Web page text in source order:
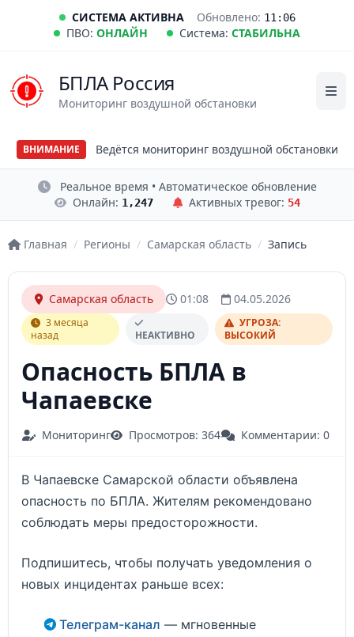
СИСТЕМА АКТИВНА Обновлено: 11:06
ПВО: ОНЛАЙН Система: СТАБИЛЬНА
БПЛА Россия
Мониторинг воздушной обстановки
ВНИМАНИЕ Ведётся мониторинг воздушной обстановки
Реальное время • Автоматическое обновление
Онлайн: 1,247 Активных тревог: 54
Главная / Регионы / Самарская область / Запись
Самарская область 01:08 04.05.2026
3 месяца
назад
НЕАКТИВНО
УГРОЗА:
ВЫСОКИЙ
Опасность БПЛА в
Чапаевске
Мониторинг Просмотров: 364 Комментарии: 0
В Чапаевске Самарской области объявлена
опасность по БПЛА. Жителям рекомендовано
соблюдать меры предосторожности.
Подпишитесь, чтобы получать уведомления о
новых инцидентах раньше всех:
Телеграм-канал — мгновенные